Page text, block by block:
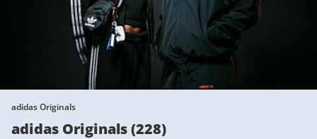
adidas Originals
adidas Originals(228)